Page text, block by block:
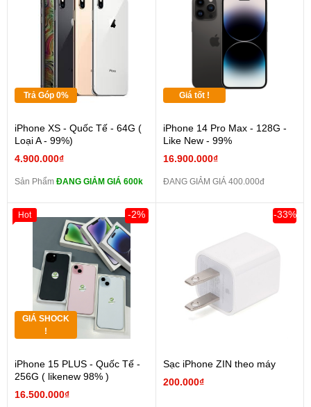
Trả Góp 0%
iPhone XS - Quốc Tế - 64G (
Loại A - 99%)
4.900.000₫
Sản Phẩm ĐANG GIẢM GIÁ 600k
Giá tốt !
iPhone 14 Pro Max - 128G -
Like New - 99%
16.900.000₫
ĐANG GIẢM GIÁ 400.000đ
GIÁ SHOCK
!
iPhone 15 PLUS - Quốc Tế -
256G ( likenew 98% )
16.500.000₫
-2%
Hot
Sạc iPhone ZIN theo máy
200.000₫
-33%